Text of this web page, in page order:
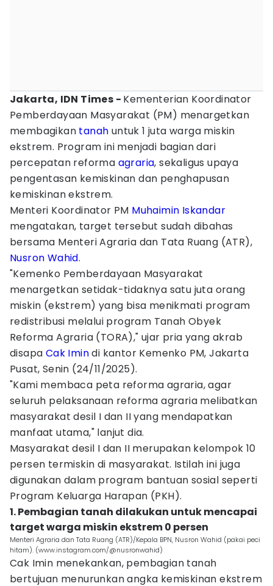
Jakarta, IDN Times - Kementerian Koordinator
Pemberdayaan Masyarakat (PM) menargetkan
membagikan tanah untuk 1 juta warga miskin
ekstrem. Program ini menjadi bagian dari
percepatan reforma agraria, sekaligus upaya
pengentasan kemiskinan dan penghapusan
kemiskinan ekstrem.
Menteri Koordinator PM Muhaimin Iskandar
mengatakan, target tersebut sudah dibahas
bersama Menteri Agraria dan Tata Ruang (ATR),
Nusron Wahid.
"Kemenko Pemberdayaan Masyarakat
menargetkan setidak-tidaknya satu juta orang
miskin (ekstrem) yang bisa menikmati program
redistribusi melalui program Tanah Obyek
Reforma Agraria (TORA)," ujar pria yang akrab
disapa Cak Imindi kantor Kemenko PM, Jakarta
Pusat, Senin (24/11/2025).
"Kami membaca peta reforma agraria, agar
seluruh pelaksanaan reforma agraria melibatkan
masyarakat desil I dan II yang mendapatkan
manfaat utama," lanjut dia.
Masyarakat desil I dan II merupakan kelompok 10
persen termiskin di masyarakat. Istilah ini juga
digunakan dalam program bantuan sosial seperti
Program Keluarga Harapan (PKH).
1. Pembagian tanah dilakukan untuk mencapai
target warga miskin ekstrem 0 persen
Menteri Agraria dan Tata Ruang (ATR)/Kepala BPN, Nusron Wahid (pakai peci
hitam). (www.instagram.com/@nusronwahid)
Cak Imin menekankan, pembagian tanah
bertujuan menurunkan angka kemiskinan ekstrem